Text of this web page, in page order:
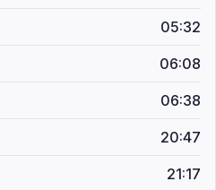
05:32
06:08
06:38
20:47
21:17